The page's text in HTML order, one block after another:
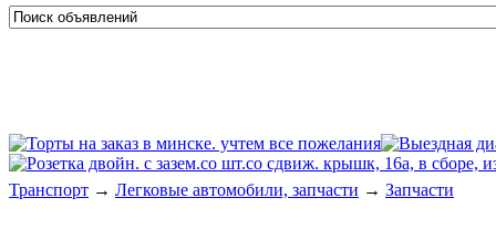
Транспорт → Легковые автомобили, запчасти → Запчасти